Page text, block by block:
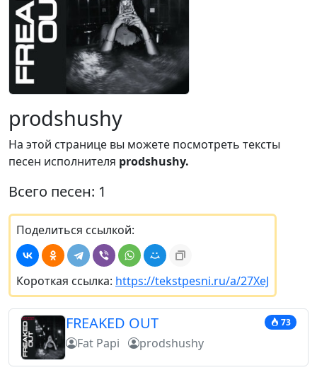
prodshushy
На этой странице вы можете посмотреть тексты
песен исполнителя prodshushy.
Всего песен: 1
Поделиться ссылкой:
Короткая ссылка: https://tekstpesni.ru/a/27XeJ
FREAKED OUT
Fat Papi prodshushy
73